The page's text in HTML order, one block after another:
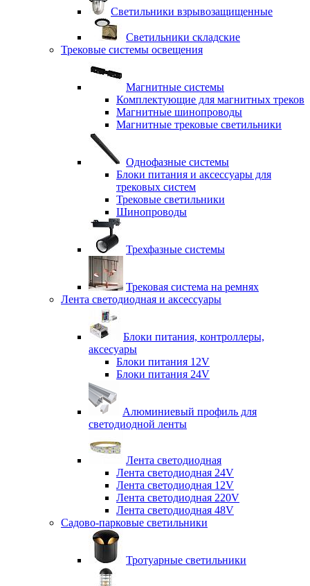
Светильники взрывозащищенные
Светильники складские
Трековые системы освещения
Магнитные системы
Комплектующие для магнитных треков
Магнитные шинопроводы
Магнитные трековые светильники
Однофазные системы
Блоки питания и аксессуары для
трековых систем
Трековые светильники
Шинопроводы
Трехфазные системы
Трековая система на ремнях
Лента светодиодная и аксессуары
Блоки питания, контроллеры,
аксесуары
Блоки питания 12V
Блоки питания 24V
Алюминиевый профиль для
светодиодной ленты
Лента светодиодная
Лента светодиодная 24V
Лента светодиодная 12V
Лента светодиодная 220V
Лента светодиодная 48V
Садово-парковые светильники
Тротуарные светильники